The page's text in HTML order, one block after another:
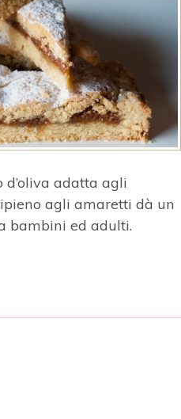
d’oliva adatta agli
agli amaretti dà un
bambini ed adulti.